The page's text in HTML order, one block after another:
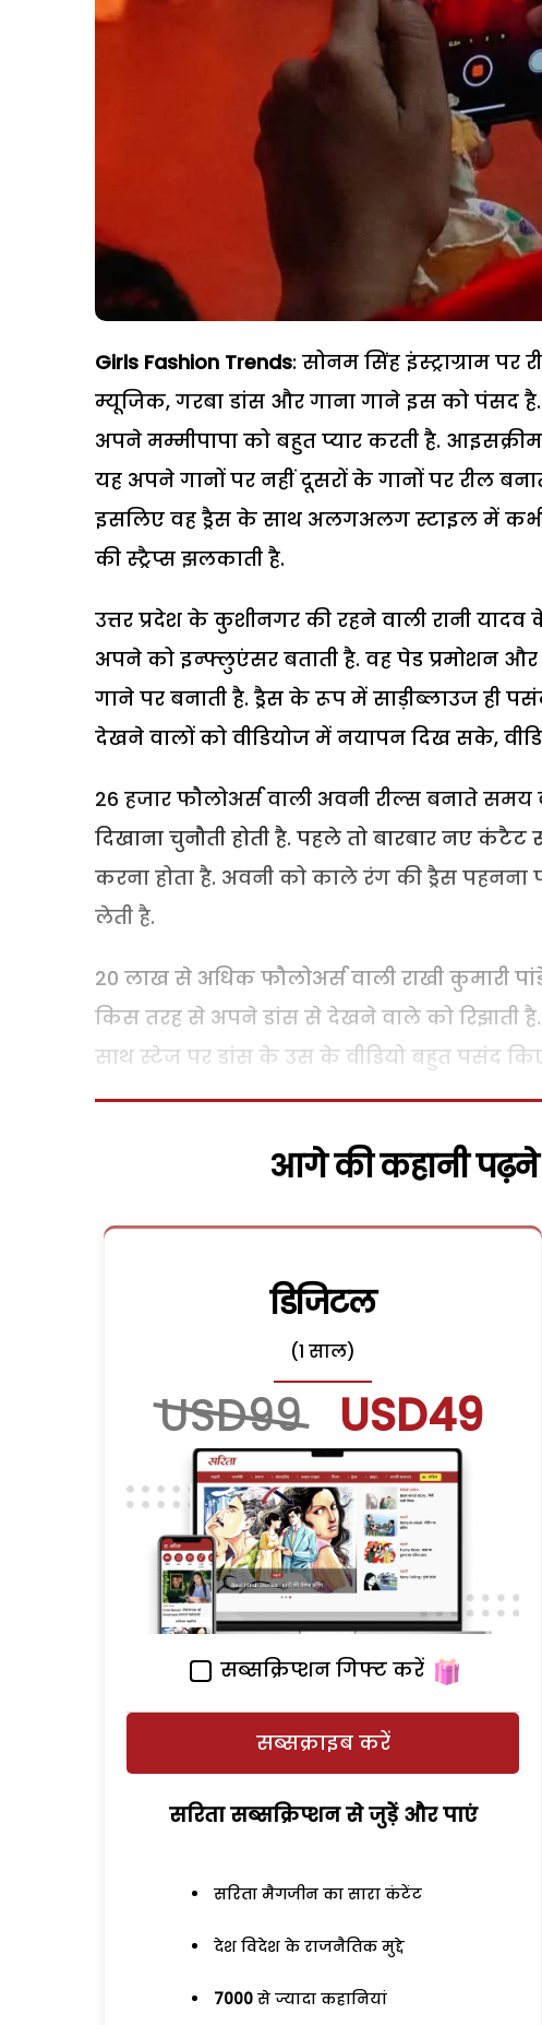
Girls Fashion Trends: सोनम सिंह इंस्ट्राग्राम
म्यूजिक, गरबा डांस और गाना गाने इस को पंसद
अपने मम्मीपापा को बहुत प्यार करती है.
यह अपने गानों पर नहीं दूसरों के गानों पर रील
इसलिए वह ड्रैस के साथ अलगअलग स्टाइल में कभी
की स्ट्रैप्स झलकाती है.
उत्तर प्रदेश के कुशीनगर की रहने वाली रानी यादव
अपने को इन्फ्लुएंसर बताती है. वह पेड प्रमोशन
गाने पर बनाती है. ड्रैस के रूप में साड़ीब्लाउज ही
देखने वालों को वीडियोज में नयापन दिख सके,
26 हजार फौलोअर्स वाली अवनी रील्स बनाते समय
दिखाना चुनौती होती है. पहले तो बारबार नए
करना होता है. अवनी को काले रंग की ड्रैस
लेती है.
20 लाख से अधिक फौलोअर्स वाली राखी कुमारी
किस तरह से अपने डांस से देखने वाले को रिझाती
साथ स्टेज पर डांस के उस के वीडियो बहुत पसंद
आगे की कहानी
डिजिटल
(1 साल)
USD99 USD49
सब्सक्रिप्शन गिफ्ट करें
सब्सक्राइब करें
सरिता सब्सक्रिप्शन से जुड़ेें और पाएं
सरिता मैगजीन का सारा कंटेंट
देश विदेश के राजनैतिक मुद्दे
7000 से ज्यादा कहानियां